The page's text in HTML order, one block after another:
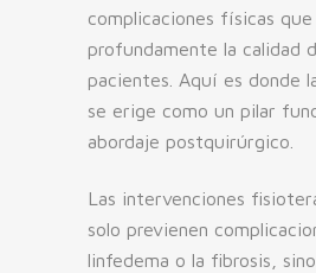
complicaciones físicas
profundamente la calidad
pacientes. Aquí es donde
se erige como un pilar
abordaje postquirúrgico.
Las intervenciones
solo previenen
linfedema o la fibrosis,